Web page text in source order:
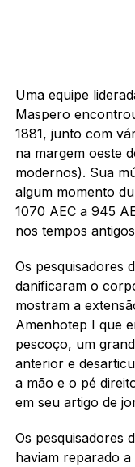
Uma equipe
Maspero
1881, junto com
na margem oeste
modernos). Sua
algum momento
1070 AEC a 945
nos tempos
Os pesquisadores
danificaram o
mostram a
Amenhotep I que
pescoço, um
anterior e
a mão e o pé
em seu artigo de
Os pesquisadores
haviam reparado